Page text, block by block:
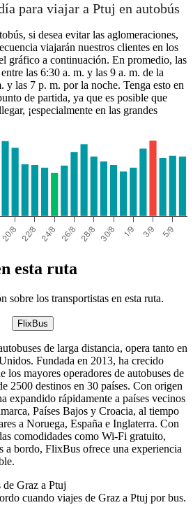
para viajar a Ptuj en autobús
si desea evitar las aglomeraciones,
viajarán nuestros clientes en los
gráfico a continuación. En promedio, las
las 6:30 a. m. y las 9 a. m. de la
y las 7 p. m. por la noche. Tenga esto en
de partida, ya que es posible que
¡especialmente en las grandes
esta ruta
sobre los transportistas en esta ruta.
FlixBus
de larga distancia, opera tanto en
Fundada en 2013, ha crecido
los mayores operadores de autobuses de
2500 destinos en 30 países. Con origen
expandido rápidamente a países vecinos
Países Bajos y Croacia, al tiempo
a Noruega, España e Inglaterra. Con
comodidades como Wi-Fi gratuito,
a bordo, FlixBus ofrece una experiencia
Graz a Ptuj
cuando viajes de Graz a Ptuj por bus.